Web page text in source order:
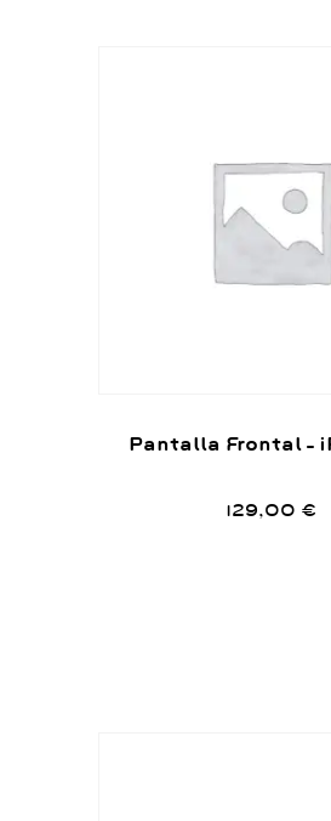
Pantalla Frontal –
129,00 €